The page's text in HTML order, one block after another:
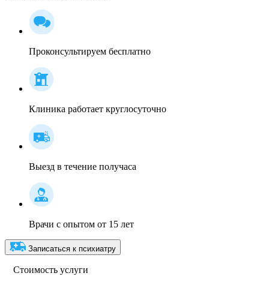
Проконсультируем бесплатно
Клиника работает круглосуточно
Выезд в течение получаса
Врачи с опытом от 15 лет
Записаться к психиатру
Стоимость услуги